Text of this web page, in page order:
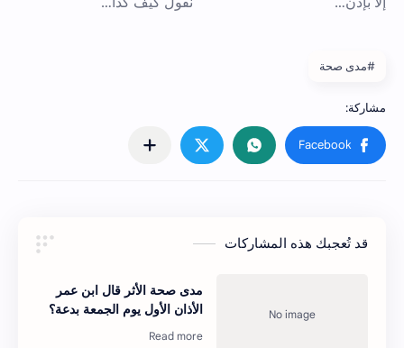
#مدى صحة
قد تُعجبك هذه المشاركات
مدى صحة الأثر قال ابن عمر
الأذان الأول يوم الجمعة ‌بدعة؟